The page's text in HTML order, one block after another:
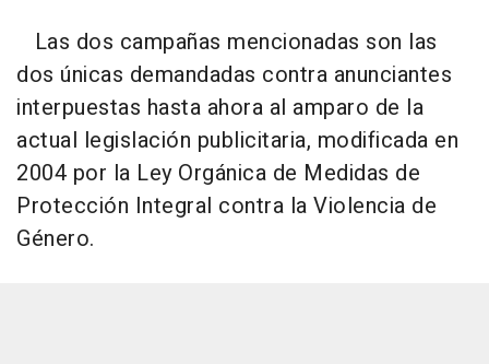
Las dos campañas mencionadas son las
dos únicas demandadas contra anunciantes
interpuestas hasta ahora al amparo de la
actual legislación publicitaria, modificada en
2004 por la Ley Orgánica de Medidas de
Protección Integral contra la Violencia de
Género.